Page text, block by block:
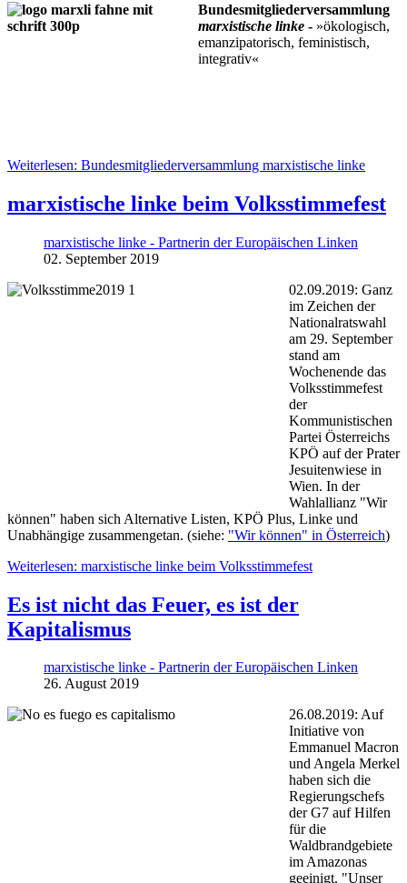
Bundesmitgliederversammlung
marxistische linke - »ökologisch,
emanzipatorisch, feministisch,
integrativ«
Weiterlesen: Bundesmitgliederversammlung marxistische linke
marxistische linke beim Volksstimmefest
marxistische linke - Partnerin der Europäischen Linken
02. September 2019
02.09.2019: Ganz
im Zeichen der
Nationalratswahl
am 29. September
stand am
Wochenende das
Volksstimmefest
der
Kommunistischen
Partei Österreichs
KPÖ auf der Prater
Jesuitenwiese in
Wien. In der
Wahlallianz "Wir
können" haben sich Alternative Listen, KPÖ Plus, Linke und
Unabhängige zusammengetan. (siehe: "Wir können" in Österreich)
Weiterlesen: marxistische linke beim Volksstimmefest
Es ist nicht das Feuer, es ist der
Kapitalismus
marxistische linke - Partnerin der Europäischen Linken
26. August 2019
26.08.2019: Auf
Initiative von
Emmanuel Macron
und Angela Merkel
haben sich die
Regierungschefs
der G7 auf Hilfen
für die
Waldbrandgebiete
im Amazonas
geeinigt. "Unser